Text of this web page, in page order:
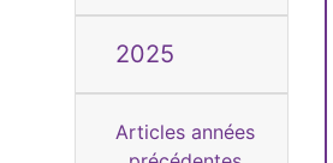
2025
Articles années